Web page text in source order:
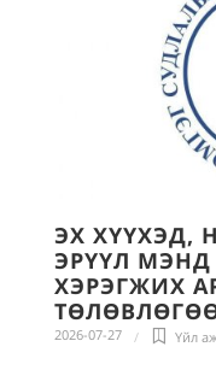
ЭХ ХҮҮХЭД,
ЭРҮҮЛ МЭНД
ХЭРЭГЖИХ
2026-07-27 Үйл